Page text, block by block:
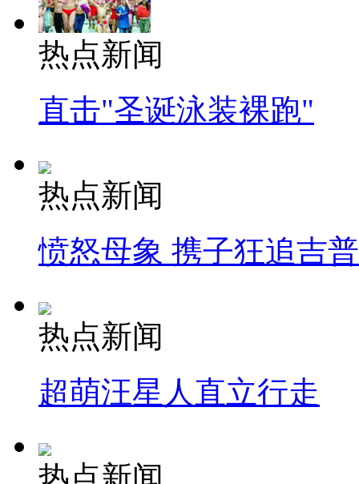
热点新闻
直击"圣诞泳装裸跑"
热点新闻
愤怒母象 携子狂追吉
热点新闻
超萌汪星人直立行走
热点新闻